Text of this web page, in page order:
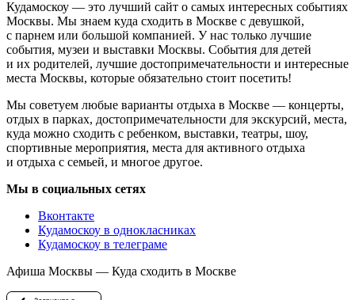
Кудамоскоу — это лучший сайт о самых интересных событиях
Москвы. Мы знаем куда сходить в Москве с девушкой,
с парнем или большой компанией. У нас только лучшие
события, музеи и выставки Москвы. События для детей
и их родителей, лучшие достопримечательности и интересные
места Москвы, которые обязательно стоит посетить!
Мы советуем любые варианты отдыха в Москве — концерты,
отдых в парках, достопримечательности для экскурсий, места,
куда можно сходить с ребенком, выставки, театры, шоу,
спортивные мероприятия, места для активного отдыха
и отдыха с семьей, и многое другое.
Мы в социальных сетях
Вконтакте
Кудамоскоу в однокласниках
Кудамоскоу в телеграме
Афиша Москвы — Куда сходить в Москве